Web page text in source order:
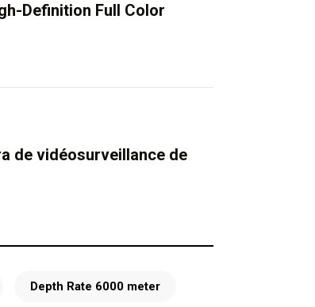
Definition Full Color
de vidéosurveillance de
Depth Rate 6000 meter